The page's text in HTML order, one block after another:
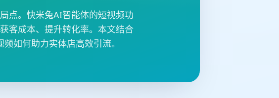
点。快米兔AI智能体的短视频功
客成本、提升转化率。本文结合
如何助力实体店高效引流。